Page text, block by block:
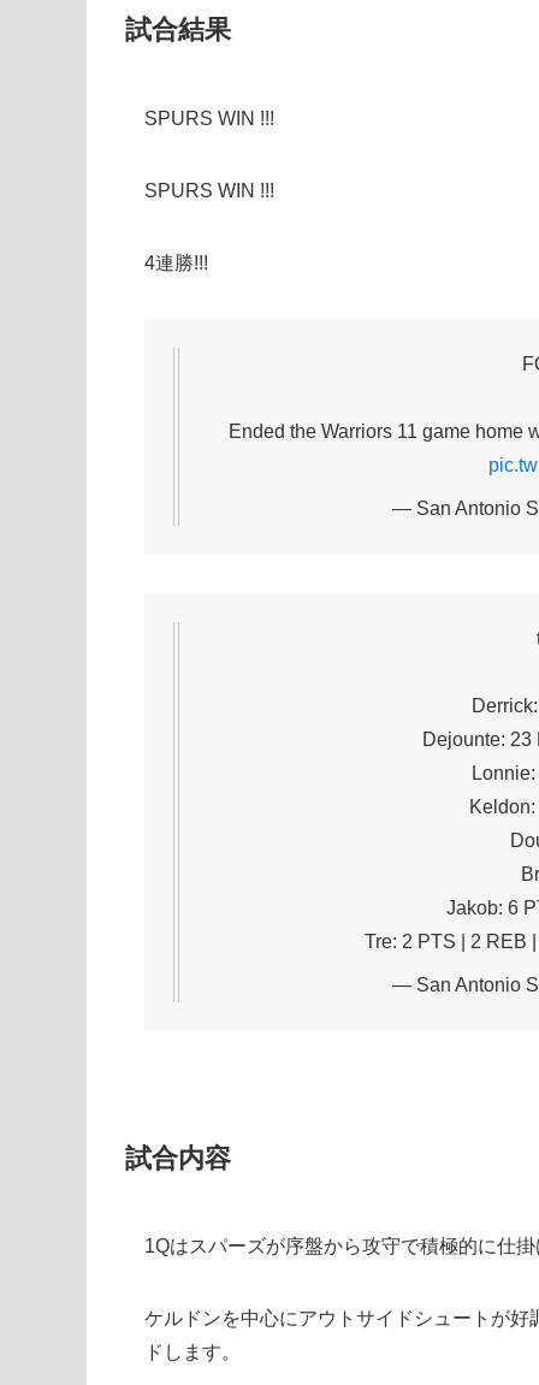
試合結果
SPURS WIN !!!
SPURS WIN !!!
4連勝!!!
Ended the Warriors 11 game home
— San Antonio
Dejounte: 23
Jakob: 6
Tre: 2 PTS | 2 REB
— San Antonio
試合内容
1Qはスパーズが序盤から攻守で積極的に仕
ケルドンを中心にアウトサイドシュートが
ドします。